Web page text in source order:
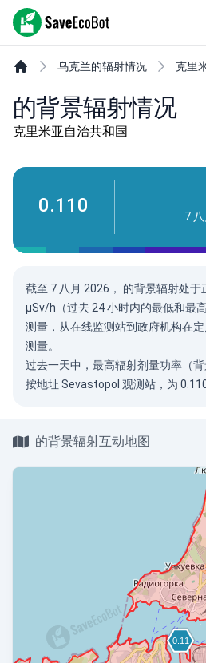
SaveEcoBot
乌克兰的辐射情况 克里
的背景辐射情况
克里米亚自治共和国
0.110 7
截至 7 八月 2026， 的背景辐射处于
µSv/h（过去 24 小时内的最低和最
测量，从在线监测站到政府机构在
测量。
过去一天中，最高辐射剂量功率（背
按地址 Sevastopol 观测站，为
的背景辐射互动地图